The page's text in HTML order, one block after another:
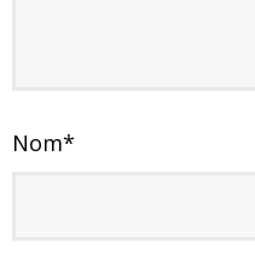
Nom*